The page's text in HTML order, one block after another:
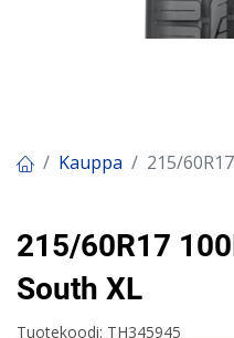
Kauppa 215/
215/60R17
South XL
Tuotekoodi: TH345945